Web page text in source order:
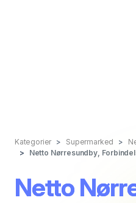
Kategorier Supermarked
Netto Nørresundby,
Netto